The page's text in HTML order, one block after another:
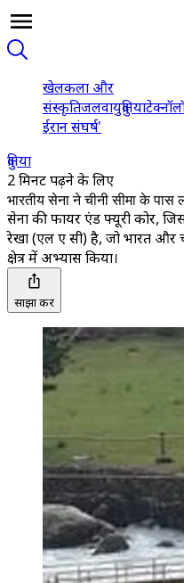
खेलकला और
संस्कृतिजलवायुदुनिया
ईरान संघर्ष'
दुनिया
2 मिनट पढ़ने के लिए
भारतीय सेना ने चीनी सीमा के पास
सेना की फायर एंड फ्यूरी कोर,
रेखा (एल ए सी) है, जो भारत और
क्षेत्र में अभ्यास किया।
साझा करें